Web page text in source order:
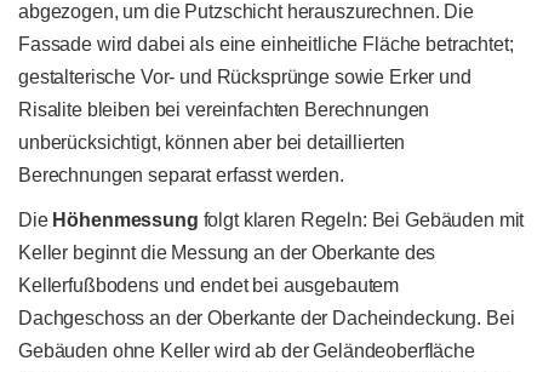
abgezogen, um die Putzschicht herauszurechnen. Die
Fassade wird dabei als eine einheitliche Fläche betrachtet;
gestalterische Vor- und Rücksprünge sowie Erker und
Risalite bleiben bei vereinfachten Berechnungen
unberücksichtigt, können aber bei detaillierten
Berechnungen separat erfasst werden.
Die Höhenmessung folgt klaren Regeln: Bei Gebäuden mit
Keller beginnt die Messung an der Oberkante des
Kellerfußbodens und endet bei ausgebautem
Dachgeschoss an der Oberkante der Dacheindeckung. Bei
Gebäuden ohne Keller wird ab der Geländeoberfläche